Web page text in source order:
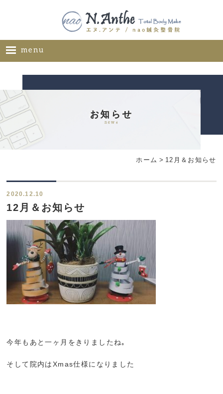
menu
メニュー
ギャラリー
ブログ
お知らせ
news
ホーム > 12月＆お知らせ
2020.12.10
12月＆お知らせ
今年もあと一ヶ月をきりましたね｡
そして院内はXmas仕様になりました